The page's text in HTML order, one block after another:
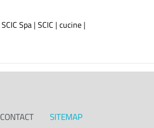
SCIC Spa| SCIC | cucine|
CONTACT SITEMAP